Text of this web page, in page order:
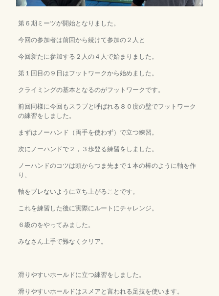
第６期ミーツが開始となりました。
今回の参加者は前回から続けて参加の２人と
今回新たに参加する２人の４人で始まりました。
第１回目の９日はフットワークから始めました。
クライミングの基本となるのがフットワークです。
前回同様に今回もスラブと呼ばれる８０度の壁でフットワーク
の練習をしました。
まずはノーハンド（両手を使わず）で立つ練習。
次にノーハンドで２，３歩登る練習をしました。
ノーハンドのコツは頭からつま先まで１本の棒のように軸を作
り、
軸をブレないように立ち上がることです。
これを練習した後に実際にルートにチャレンジ。
６級のをやってみました。
みなさん上手で難なくクリア。
滑りやすいホールドに立つ練習をしました。
滑りやすいホールドはスメアと言われる足技を使います。